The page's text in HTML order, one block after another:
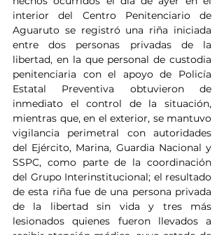
interior del Centro Penitenciario de
Aguaruto se registró una riña iniciada
entre dos personas privadas de la
libertad, en la que personal de custodia
penitenciaria con el apoyo de Policía
Estatal Preventiva obtuvieron de
inmediato el control de la situación,
mientras que, en el exterior, se mantuvo
vigilancia perimetral con autoridades
del Ejército, Marina, Guardia Nacional y
SSPC, como parte de la coordinación
del Grupo Interinstitucional; el resultado
de esta riña fue de una persona privada
de la libertad sin vida y tres más
lesionados quienes fueron llevados a